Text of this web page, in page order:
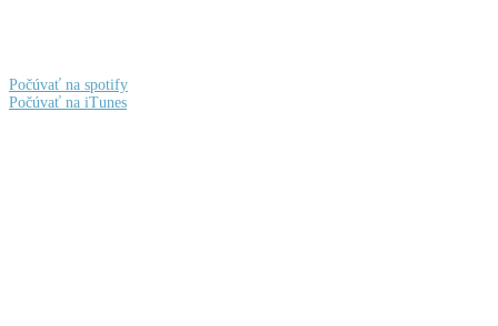
Počúvať na spotify
Počúvať na iTunes